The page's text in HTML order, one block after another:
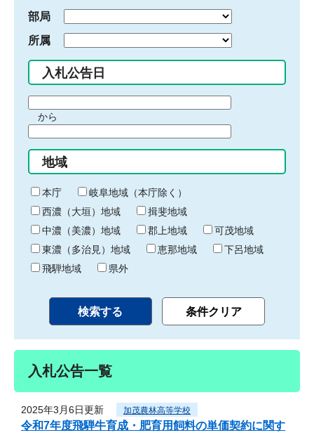
部局
所属
入札公告日
間
始
り
から
間
終
わ
り
地域
本庁
岐阜地域（本庁除く）
西濃（大垣）地域
揖斐地域
中濃（美濃）地域
郡上地域
可茂地域
東濃（多治見）地域
恵那地域
下呂地域
飛騨地域
県外
入札公告一覧
2025年3月6日更新 加茂農林高等学校
令和7年度飛騨牛育成・肥育用飼料の単価契約に関す